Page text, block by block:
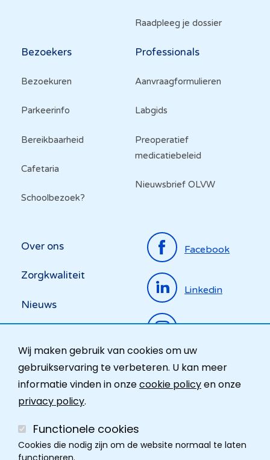
Wij maken gebruik van cookies om uw
gebruikservaring te verbeteren. U kan meer
informatie vinden in onzecookie policyen onze
privacy policy.
Functionele cookies
Cookies die nodig zijn om de website normaal te laten
functioneren.
Raadpleeg je dossier
Bezoekers
Bezoekuren
Parkeerinfo
Bereikbaarheid
Cafetaria
Schoolbezoek?
Professionals
Aanvraagformulieren
Labgids
Preoperatief
medicatiebeleid
Nieuwsbrief OLVW
Top
menu
Over ons
Zorgkwaliteit
Nieuws
Ombudsdienst
Contact
Facebook
Linkedin
Instagram